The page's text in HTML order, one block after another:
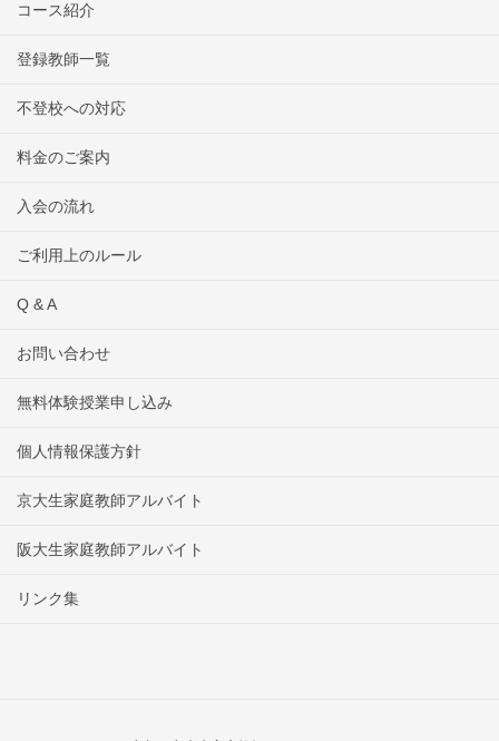
コース紹介
登録教師一覧
不登校への対応
料金のご案内
入会の流れ
ご利用上のルール
Q & A
お問い合わせ
無料体験授業申し込み
個人情報保護方針
京大生家庭教師アルバイト
阪大生家庭教師アルバイト
リンク集